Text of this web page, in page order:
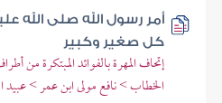
أمر رسول الله صلى الله
كل صغير وكبير
إتحاف المهرة بالفوائد المبتكرة من
الخطاب > نافع مولى ابن عمر >